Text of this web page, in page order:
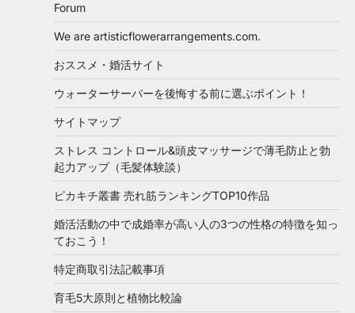
Forum
We are artisticflowerarrangements.com.
おススメ・婚活サイト
ウォーターサーバーを後悔する前に選ぶポイント！
サイトマップ
ストレス コントロール&頭皮マッサージで薄毛防止と勃
起力アップ（毛髪体験談）
ピカキチ叢書 売れ筋ランキングTOP10作品
婚活活動の中で成婚率が高い人の3つの性格の特徴を知っ
ておこう！
特定商取引法記載事項
育毛5大原則と植物比較論